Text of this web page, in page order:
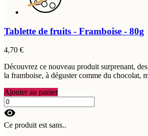
Tablette de fruits - Framboise - 80g
4,70 €
Découvrez ce nouveau produit surprenant,
la framboise, à déguster comme du chocolat,
Ajouter au panier
visibility
Ce produit est sans..